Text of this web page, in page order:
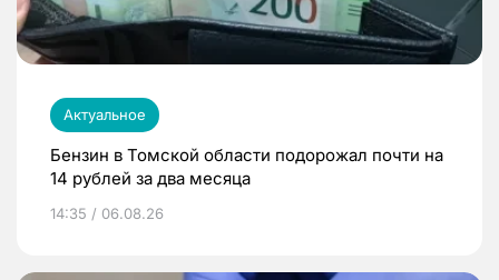
Актуальное
Бензин в Томской области подорожал почти на
14 рублей за два месяца
14:35 / 06.08.26